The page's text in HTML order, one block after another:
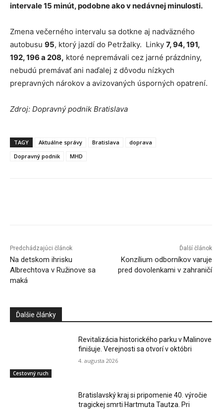
intervale 15 minút, podobne ako v nedávnej minulosti.
Zmena večerného intervalu sa dotkne aj nadväzného
autobusu 95, ktorý jazdí do Petržalky. Linky 7, 94, 191,
192, 196 a 208, ktoré nepremávali cez jarné prázdniny,
nebudú premávať ani naďalej z dôvodu nízkych
prepravných nárokov a avizovaných úsporných opatrení.
Zdroj: Dopravný podnik Bratislava
TAGY Aktuálne správy Bratislava
doprava
Dopravný podnik
MHD
Predchádzajúci článok
Na detskom ihrisku
Albrechtova v Ružinove sa
maká
Ďalší článok
Konzílium odborníkov varuje
pred dovolenkami v zahraničí
Ďalšie články
Cestovný ruch
Revitalizácia historického parku v Malinove
finišuje. Verejnosti sa otvorí v októbri
4. augusta 2026
Bratislavský kraj si pripomenie 40. výročie
tragickej smrti Hartmuta Tautza. Pri